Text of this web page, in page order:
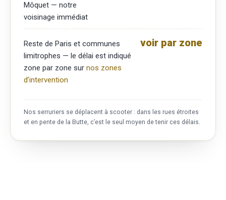
Môquet — notre
voisinage immédiat
Reste de Paris et communes
limitrophes — le délai est indiqué
zone par zone sur nos zones
d’intervention
voir par zone
Nos serruriers se déplacent à scooter : dans les rues étroites
et en pente de la Butte, c’est le seul moyen de tenir ces délais.